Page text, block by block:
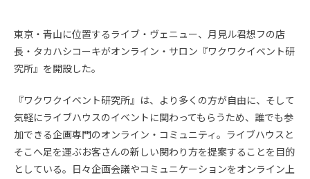
東京・青山に位置するライブ・ヴェニュー、月見ル君想フの店
長・タカハシコーキがオンライン・サロン『ワクワクイベント研
究所』を開設した。
『ワクワクイベント研究所』は、より多くの方が自由に、そして
気軽にライブハウスのイベントに関わってもらうため、誰でも参
加できる企画専門のオンライン・コミュニティ。ライブハウスと
そこへ足を運ぶお客さんの新しい関わり方を提案することを目的
としている。日々企画会議やコミュニケーションをオンライン上